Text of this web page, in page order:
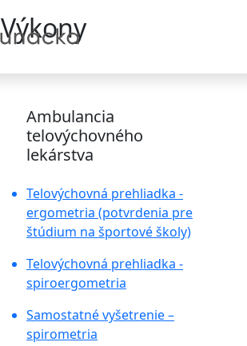
Výkony
Ambulancia
telovýchovného
lekárstva
Telovýchovná prehliadka -
ergometria (potvrdenia pre
štúdium na športové školy)
Telovýchovná prehliadka -
spiroergometria
Samostatné vyšetrenie –
spirometria